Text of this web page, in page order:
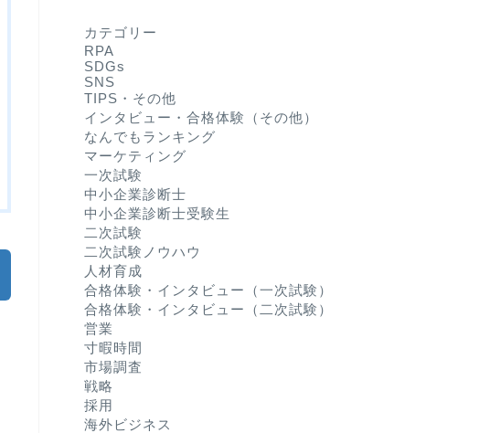
カテゴリー
RPA
SDGs
SNS
TIPS・その他
インタビュー・合格体験（その他）
なんでもランキング
マーケティング
一次試験
中小企業診断士
中小企業診断士受験生
二次試験
二次試験ノウハウ
人材育成
合格体験・インタビュー（一次試験）
合格体験・インタビュー（二次試験）
営業
寸暇時間
市場調査
戦略
採用
海外ビジネス